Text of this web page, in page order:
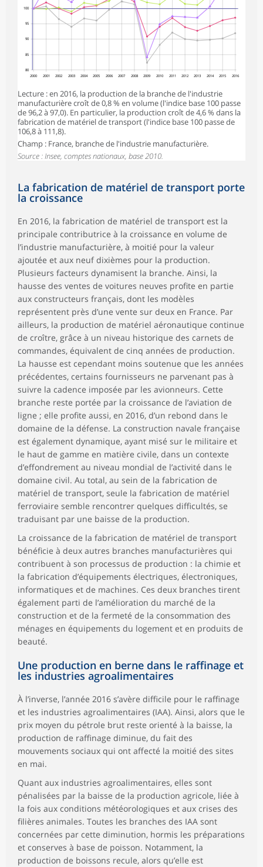
100
95
90
85
80
2000 2001 2002 2003 2004 2005 2006 2007 2008 2009 2010 2011 2012 2013 2014 2015 2016
Lecture : en 2016, la production de la branche de l'industrie
manufacturière croît de 0,8 % en volume (l'indice base 100 passe
de 96,2 à 97,0). En particulier, la production croît de 4,6 % dans la
fabrication de matériel de transport (l'indice base 100 passe de
106,8 à 111,8).
Champ : France, branche de l'industrie manufacturière.
Source : Insee, comptes nationaux, base 2010.
La fabrication de matériel de transport porte
la croissance
En 2016, la fabrication de matériel de transport est la
principale contributrice à la croissance en volume de
l’industrie manufacturière, à moitié pour la valeur
ajoutée et aux neuf dixièmes pour la production.
Plusieurs facteurs dynamisent la branche. Ainsi, la
hausse des ventes de voitures neuves profite en partie
aux constructeurs français, dont les modèles
représentent près d’une vente sur deux en France. Par
ailleurs, la production de matériel aéronautique continue
de croître, grâce à un niveau historique des carnets de
commandes, équivalent de cinq années de production.
La hausse est cependant moins soutenue que les années
précédentes, certains fournisseurs ne parvenant pas à
suivre la cadence imposée par les avionneurs. Cette
branche reste portée par la croissance de l’aviation de
ligne ; elle profite aussi, en 2016, d’un rebond dans le
domaine de la défense. La construction navale française
est également dynamique, ayant misé sur le militaire et
le haut de gamme en matière civile, dans un contexte
d’effondrement au niveau mondial de l’activité dans le
domaine civil. Au total, au sein de la fabrication de
matériel de transport, seule la fabrication de matériel
ferroviaire semble rencontrer quelques difficultés, se
traduisant par une baisse de la production.
La croissance de la fabrication de matériel de transport
bénéficie à deux autres branches manufacturières qui
contribuent à son processus de production : la chimie et
la fabrication d’équipements électriques, électroniques,
informatiques et de machines. Ces deux branches tirent
également parti de l’amélioration du marché de la
construction et de la fermeté de la consommation des
ménages en équipements du logement et en produits de
beauté.
Une production en berne dans le raffinage et
les industries agroalimentaires
À l’inverse, l’année 2016 s’avère difficile pour le raffinage
et les industries agroalimentaires (IAA). Ainsi, alors que le
prix moyen du pétrole brut reste orienté à la baisse, la
production de raffinage diminue, du fait des
mouvements sociaux qui ont affecté la moitié des sites
en mai.
Quant aux industries agroalimentaires, elles sont
pénalisées par la baisse de la production agricole, liée à
la fois aux conditions météorologiques et aux crises des
filières animales. Toutes les branches des IAA sont
concernées par cette diminution, hormis les préparations
et conserves à base de poisson. Notamment, la
production de boissons recule, alors qu’elle est